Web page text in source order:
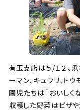
有玉支店は５/１２、
ーマン、キュウリ、ト
園児たちは「おいしく
収穫した野菜はピザや